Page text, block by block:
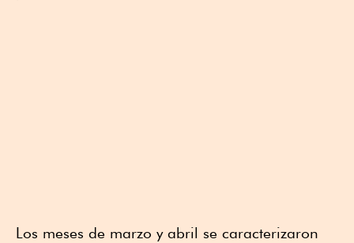
Los meses de marzo y abril se caracterizaron